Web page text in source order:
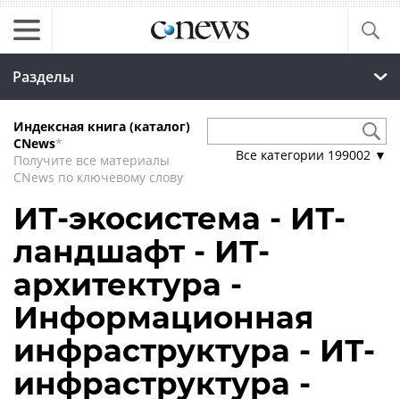
Разделы
Индексная книга (каталог)
CNews*
Получите все материалы
CNews по ключевому слову
Все категории 199002 ▼
ИТ-экосистема - ИТ-
ландшафт - ИТ-
архитектура -
Информационная
инфраструктура - ИТ-
инфраструктура -